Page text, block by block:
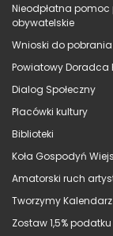
Nieodpłatna
obywatelskie
Wnioski do pobrania
Powiatowy Doradca
Dialog Społeczny
Placówki kultury
Biblioteki
Koła Gospodyń
Amatorski ruch
Tworzymy
Zostaw 1,5%